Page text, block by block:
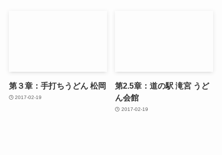
第３章：手打ちうどん 松岡
2017-02-19
第2.5章：道の駅 滝宮 うど
ん会館
2017-02-19